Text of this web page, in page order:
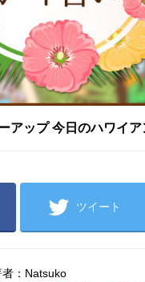
アップ 今日のハワイ
ツイート
者：Natsuko